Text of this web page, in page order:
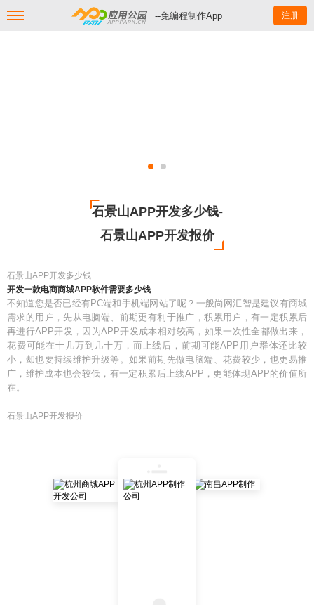
--免编程制作App 注册
石景山APP开发多少钱-
石景山APP开发报价
石景山APP开发多少钱
开发一款电商商城APP软件需要多少钱
不知道您是否已经有PC端和手机端网站了呢？一般尚网汇智是建议有商城
需求的用户，先从电脑端、前期更有利于推广，积累用户，有一定积累后
再进行APP开发，因为APP开发成本相对较高，如果一次性全都做出来，
花费可能在十几万到几十万，而上线后，前期可能APP用户群体还比较
小，却也要持续维护升级等。如果前期先做电脑端、花费较少，也更易推
广，维护成本也会较低，有一定积累后上线APP，更能体现APP的价值所
在。
石景山APP开发报价